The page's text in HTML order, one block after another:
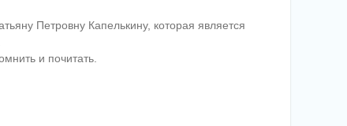
Петровну Капелькину, которая является
и почитать.